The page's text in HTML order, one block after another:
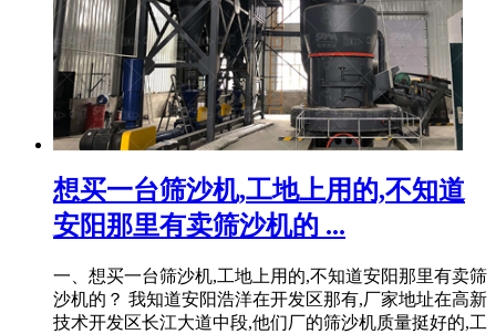
想买一台筛沙机,工地上用的,不知道
安阳那里有卖筛沙机的 ...
一、想买一台筛沙机,工地上用的,不知道安阳那里有卖筛
沙机的？ 我知道安阳浩洋在开发区那有,厂家地址在高新
技术开发区长江大道中段,他们厂的筛沙机质量挺好的,工